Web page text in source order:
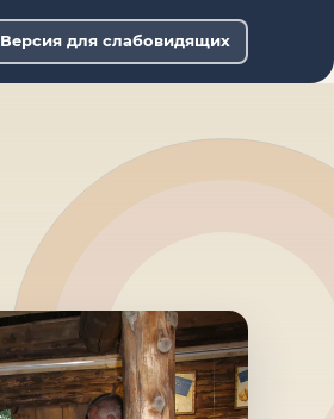
Версия для слабовидящих